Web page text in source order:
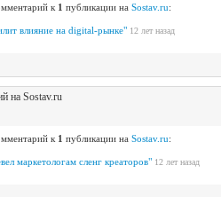
к 1 публикации на Sostav.ru:
влияние на digital-рынке" 12 лет назад
на Sostav.ru
к 1 публикации на Sostav.ru:
маркетологам сленг креаторов" 12 лет назад